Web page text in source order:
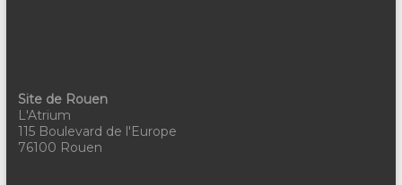
Site de Rouen
L'Atrium
115 Boulevard de l'Europe
76100 Rouen